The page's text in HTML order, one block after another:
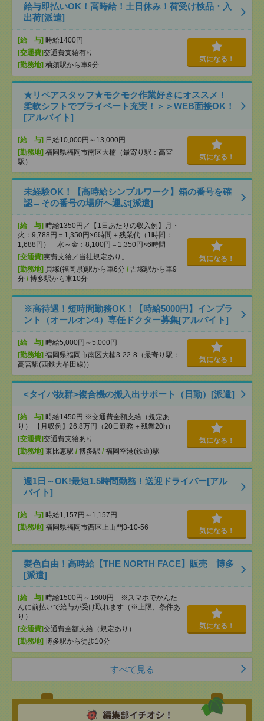
給与即払いOK！高時給！土日休み！荷受け検品・入
出荷[派遣]
[給 与] 時給1400円
[交通費]交通費支給有り
[勤務地] 柚須駅から車9分
気になる！
★リペアスタッフ★モクモク作業好きにオススメ！
柔軟シフトでプライベート充実！＞＞WEB面接OK！
[アルバイト]
[給 与] 日給10,000円～13,000円
[勤務地] 福岡県福岡市南区大楠（最寄り駅：高宮
駅）
気になる！
未経験OK！【高時給シンプルワーク】箱の番号を確
認→その番号の場所へ運ぶ[派遣]
[給 与] 時給1350円／【1日あたりの収入例】月・
火：9,788円＝1,350円×6時間＋残業代（1時間：
1,688円） 水～金：8,100円＝1,350円×6時間
[交通費]実費支給／当社規定あり。
[勤務地] 貝塚(福岡県)駅から車6分 / 吉塚駅から車9
分 / 博多駅から車10分
気になる！
※高待遇！短時間勤務OK！【時給5000円】インプラ
ント（オールオン4）専任ドクター募集[アルバイト]
[給 与] 時給5,000円～5,000円
[勤務地] 福岡県福岡市南区大楠3-22-8（最寄り駅：
高宮駅(西鉄大牟田線)）
気になる！
<タイパ抜群>複合機の搬入出サポート（日勤）[派遣]
[給 与] 時給1450円 ※交通費全額支給（規定あ
り） 【月収例】26.8万円（20日勤務＋残業20h）
[交通費]交通費支給あり
[勤務地] 東比恵駅 / 博多駅 / 福岡空港(鉄道)駅
気になる！
週1日～OK!最短1.5時間勤務！送迎ドライバー[アル
バイト]
[給 与] 時給1,157円～1,157円
[勤務地] 福岡県福岡市西区上山門3-10-56 気になる！
髪色自由！高時給【THE NORTH FACE】販売 博多
[派遣]
[給 与] 時給1500円～1600円 ※スマホでかんた
んに前払いで給与が受け取れます（※上限、条件あ
り）
[交通費]交通費全額支給（規定あり）
[勤務地] 博多駅から徒歩10分
気になる！
すべて見る